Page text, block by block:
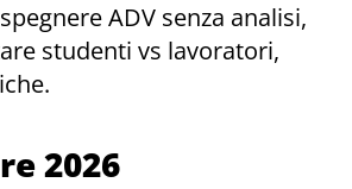
spegnere ADV senza analisi,
studenti vs lavoratori,
2026